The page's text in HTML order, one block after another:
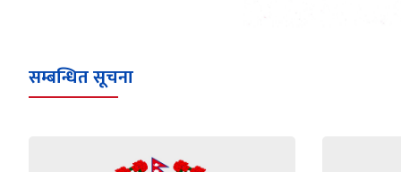
सम्बन्धित सूचना